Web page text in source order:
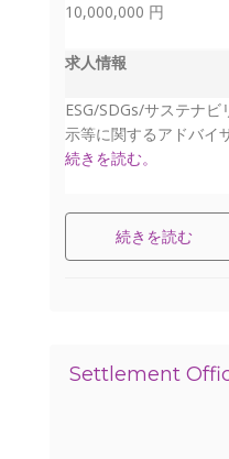
10,000,000 円
求人情報
ESG/SDGs/サステナ
示等に関するアドバイ
続きを読む。
続きを読む
Settlement